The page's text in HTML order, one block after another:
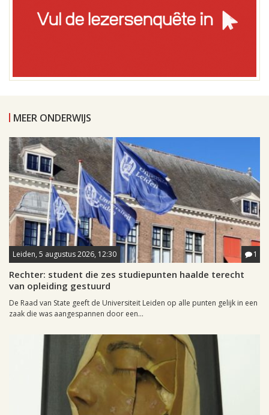
MEER ONDERWIJS
Leiden, 5 augustus 2026, 12:30 1
Rechter: student die zes studiepunten haalde terecht
van opleiding gestuurd
De Raad van State geeft de Universiteit Leiden op alle punten gelijk in een
zaak die was aangespannen door een...